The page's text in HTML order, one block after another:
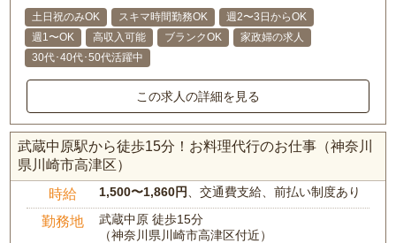
土日祝のみOK スキマ時間勤務OK
週2〜3日からOK
週1〜OK
高収入可能 ブランクOK
家政婦の求人
30代･40代･50代活躍中
この求人の詳細を見る
武蔵中原駅から徒歩15分！お料理代行のお仕事（神奈川
県川崎市高津区）
時給 1,500〜1,860円 、交通費支給、前払い制度あり
勤務地
武蔵中原 徒歩15分
（神奈川県川崎市高津区付近）